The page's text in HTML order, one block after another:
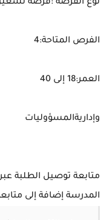
نوع الفرصة :فرصة
الفرص المتاحة:4
العمر:18 إلى 40
وإداريةالمسؤوليات
متابعة توصيل الطلبة
المدرسة إضافة إلى